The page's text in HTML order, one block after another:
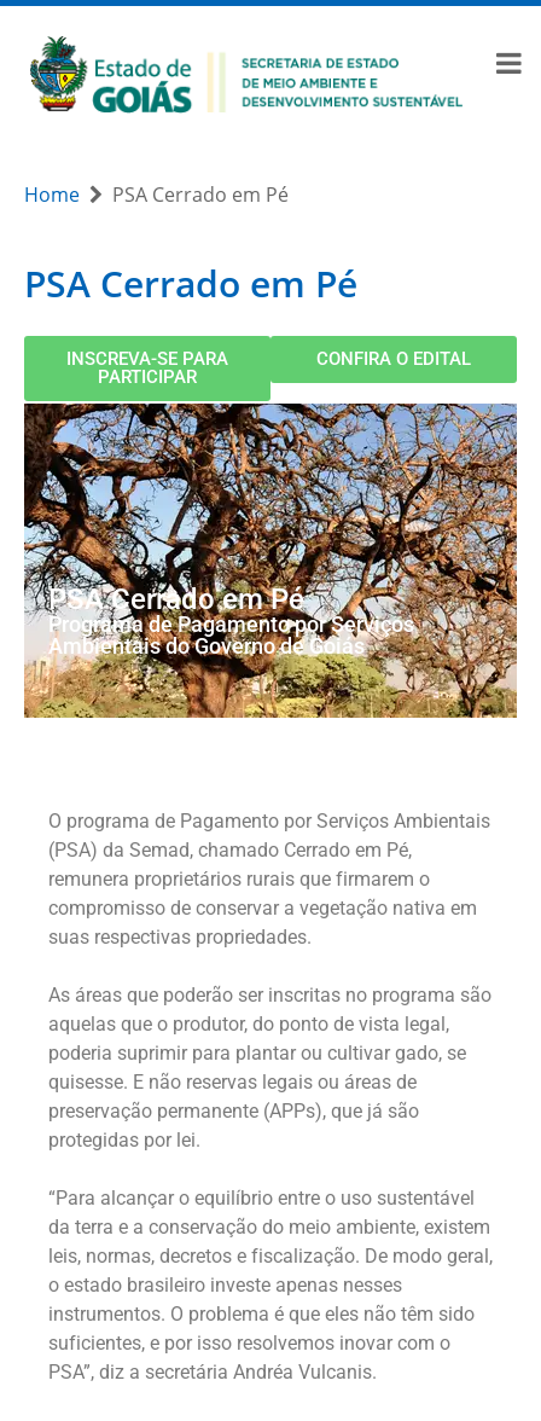
Home PSA Cerrado em Pé
PSA Cerrado em Pé
INSCREVA-SE PARA
PARTICIPAR
CONFIRA O EDITAL
PSA Cerrado em Pé
Programa de Pagamento por Serviços
Ambientais do Governo de Goiás
O programa de Pagamento por Serviços Ambientais
(PSA) da Semad, chamado Cerrado em Pé,
remunera proprietários rurais que firmarem o
compromisso de conservar a vegetação nativa em
suas respectivas propriedades.
As áreas que poderão ser inscritas no programa são
aquelas que o produtor, do ponto de vista legal,
poderia suprimir para plantar ou cultivar gado, se
quisesse. E não reservas legais ou áreas de
preservação permanente (APPs), que já são
protegidas por lei.
“Para alcançar o equilíbrio entre o uso sustentável
da terra e a conservação do meio ambiente, existem
leis, normas, decretos e fiscalização. De modo geral,
o estado brasileiro investe apenas nesses
instrumentos. O problema é que eles não têm sido
suficientes, e por isso resolvemos inovar com o
PSA”, diz a secretária Andréa Vulcanis.